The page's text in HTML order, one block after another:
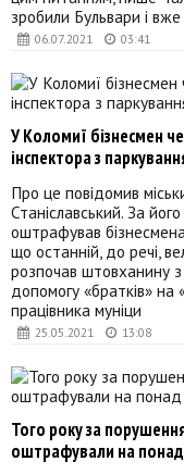
06.07.2021 03:41
зробили Бульвари і
25.05.2021 13:08
У Коломиї бізнесмен
інспектора з
Про це повідомив
Станіславський. За
оштрафував
що останній, до речі,
розпочав штовханину з
допомогу «братків» на
працівника муніци
Того року за
оштрафували на